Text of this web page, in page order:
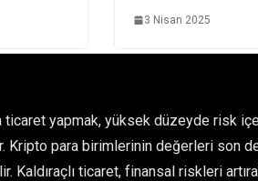
3 Nisan 2025
yapmak, yüksek düzeyde risk içerir
Kripto para birimlerinin değerleri
ticaret, finansal riskleri